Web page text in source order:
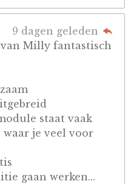
9 dagen geleden
Milly fantastisch
staat vaak
je veel voor
gaan werken...